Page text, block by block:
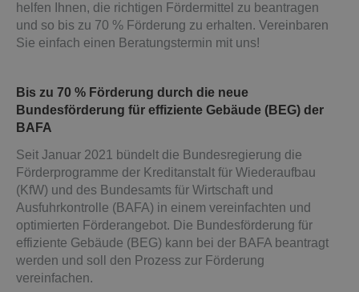
helfen Ihnen, die richtigen Fördermittel zu beantragen
und so bis zu 70 % Förderung zu erhalten. Vereinbaren
Sie einfach einen Beratungstermin mit uns!
Bis zu 70 % Förderung durch die neue
Bundesförderung für effiziente Gebäude (BEG) der
BAFA
Seit Januar 2021 bündelt die Bundesregierung die
Förderprogramme der Kreditanstalt für Wiederaufbau
(KfW) und des Bundesamts für Wirtschaft und
Ausfuhrkontrolle (BAFA) in einem vereinfachten und
optimierten Förderangebot. Die Bundesförderung für
effiziente Gebäude (BEG) kann bei der BAFA beantragt
werden und soll den Prozess zur Förderung
vereinfachen.